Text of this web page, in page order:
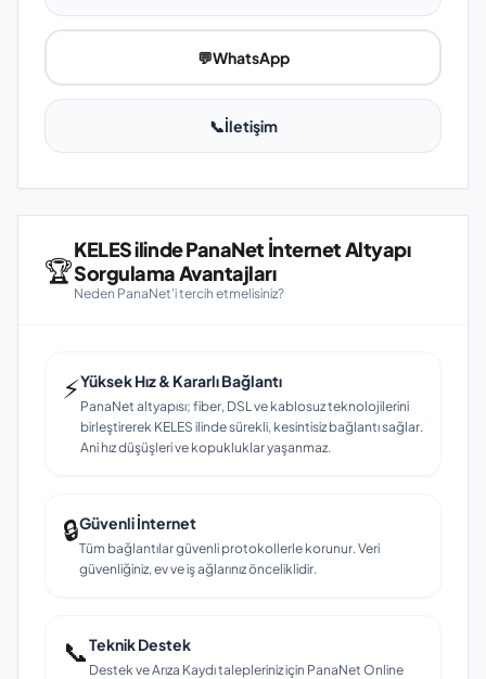
💬WhatsApp
📞İletişim
🏆
KELES ilinde PanaNet İnternet Altyapı
Sorgulama Avantajları
Neden PanaNet'i tercih etmelisiniz?
⚡Yüksek Hız & Kararlı Bağlantı
PanaNet altyapısı; fiber, DSL ve kablosuz teknolojilerini
birleştirerek KELES ilinde sürekli, kesintisiz bağlantı sağlar.
Ani hız düşüşleri ve kopukluklar yaşanmaz.
🔒Güvenli İnternet
Tüm bağlantılar güvenli protokollerle korunur. Veri
güvenliğiniz, ev ve iş ağlarınız önceliklidir.
📞Teknik Destek
Destek ve Arıza Kaydı talepleriniz için PanaNet Online